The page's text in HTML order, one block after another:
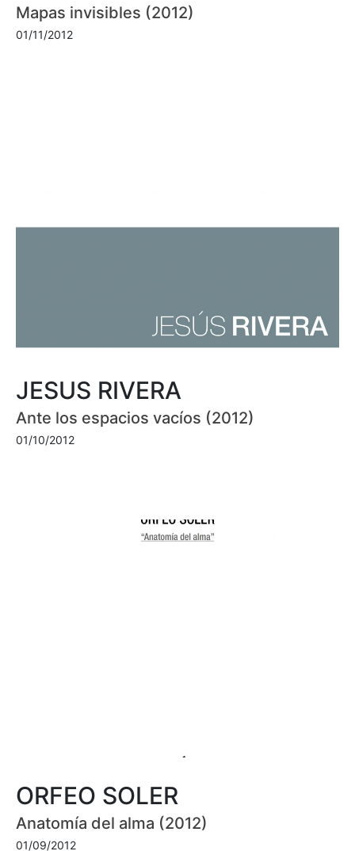
Mapas invisibles (2012)
01/11/2012
JESUS RIVERA
Ante los espacios vacíos (2012)
01/10/2012
ORFEO SOLER
Anatomía del alma (2012)
01/09/2012